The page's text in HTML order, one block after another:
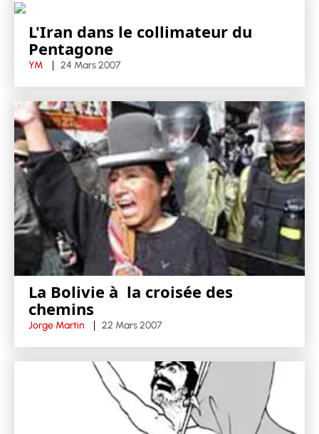
L'Iran dans le collimateur du
Pentagone
YM 24 Mars 2007
La Bolivie à la croisée des
chemins
Jorge Martin 22 Mars 2007